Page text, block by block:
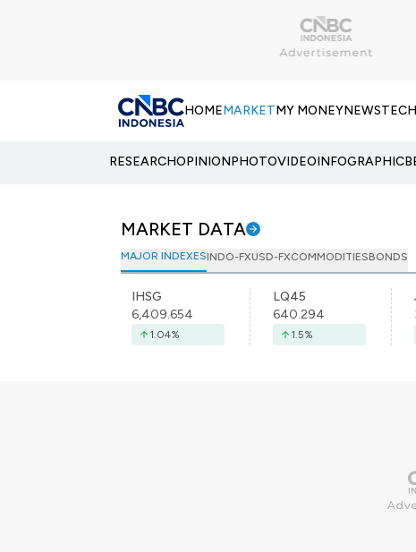
HOMEMARKETMY MONEYNEWSTECH
RESEARCHOPINIONPHOTOVIDEOINFOGRAPHIC
MARKET DATA
MAJOR INDEXESINDO-FXUSD-FXCOMMODITIESBONDS
IHSG
6,409.654
1.04%
LQ45
640.294
1.5%